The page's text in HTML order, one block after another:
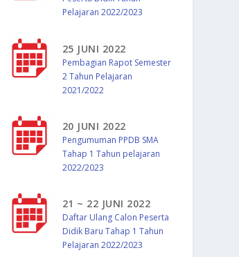
Pelajaran 2022/2023
25 JUNI 2022
Pembagian Rapot Semester
2 Tahun Pelajaran
2021/2022
20 JUNI 2022
Pengumuman PPDB SMA
Tahap 1 Tahun pelajaran
2022/2023
21 ~ 22 JUNI 2022
Daftar Ulang Calon Peserta
Didik Baru Tahap 1 Tahun
Pelajaran 2022/2023